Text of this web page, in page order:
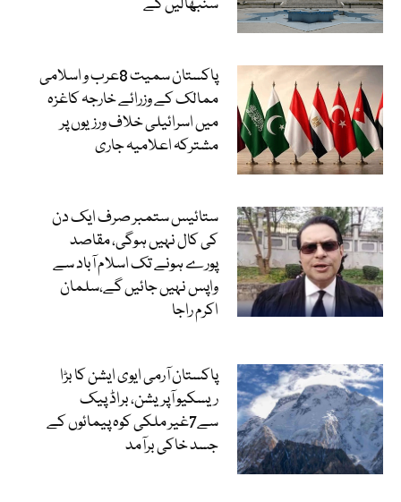
پاکستان سمیت 8عرب و اسلامی
ممالک کے وزرائے خارجہ کاغزہ
میں اسرائیلی خلاف ورزیوں پر
مشترکہ اعلامیہ جاری
ستائیس ستمبر صرف ایک دن
کی کال نہیں ہوگی، مقاصد
پورے ہونے تک اسلام آباد سے
واپس نہیں جائیں گے،سلمان
اکرم راجا
پاکستان آرمی ایوی ایشن کا بڑا
ریسکیو آپریشن، براڈ پیک
سے7غیر ملکی کوہ پیمائوں کے
جسد خاکی برآمد